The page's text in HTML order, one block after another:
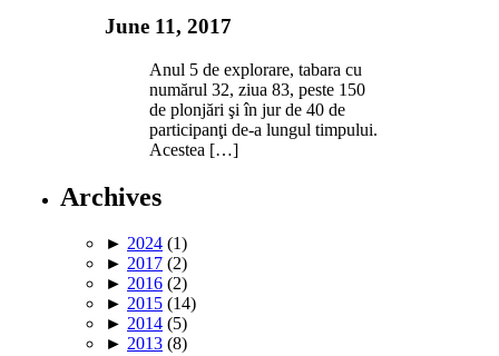
June 11, 2017
Anul 5 de explorare, tabara cu
numărul 32, ziua 83, peste 150
de plonjări şi în jur de 40 de
participanţi de-a lungul timpului.
Acestea […]
Archives
► 2024 (1)
► 2017 (2)
► 2016 (2)
► 2015 (14)
► 2014 (5)
► 2013 (8)